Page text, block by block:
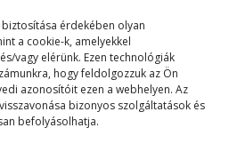
érdekében olyan
a cookie-k, amelyekkel
vagy elérünk. Ezen technológiák
hogy feldolgozzuk az Ön
azonosítóit ezen a webhelyen. Az
bizonyos szolgáltatások és
befolyásolhatja.
Night –
buli, hab
🍸🎧